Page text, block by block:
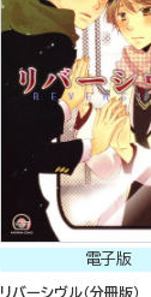
電子版
リバーシヴル（分冊版）